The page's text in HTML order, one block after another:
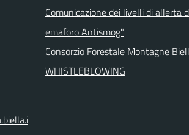
Comunicazione dei livelli di allerta
emaforo Antismog"
Consorzio Forestale Montagne
WHISTLEBLOWING